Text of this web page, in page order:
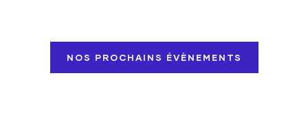
NOS PROCHAINS ÉVÈNEMENTS